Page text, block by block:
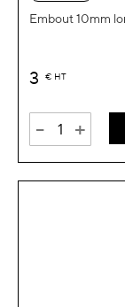
Embout 10mm
3 € HT
- +